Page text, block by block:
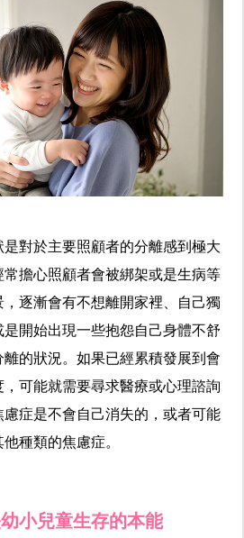
對於主要照顧者的分離感到極大
擔心照顧者會被綁架或是生病等
逐漸會有不想離開家裡、自己獨
開始出現一些抱怨自己身體不舒
的狀況。如果已經累積發展到會
可能就需要尋求醫療或心理諮詢
症是不會自己消失的，或者可能
種類的焦慮症。
小兒童生存的本能